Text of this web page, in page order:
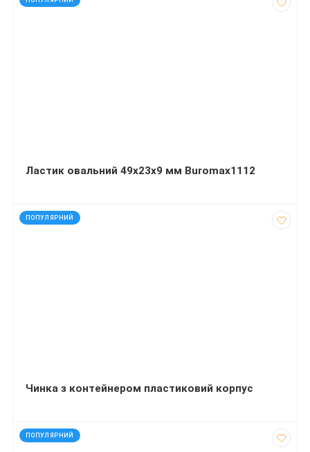
Ластик овальний 49х23х9 мм Buromax1112
ПОПУЛЯРНИЙ
код: 92214
Чинка з контейнером пластиковий корпус
ПОПУЛЯРНИЙ
код: 12216